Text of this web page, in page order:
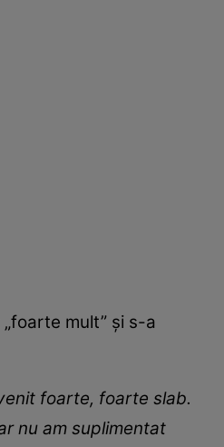
mult” și s-a
foarte, foarte slab.
nu am suplimentat